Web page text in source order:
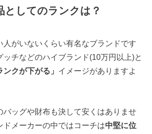
としてのランクは？
人がいないくらい有名なブランドです
ッチなどのハイブランド(10万円以上)と
ンクが下がる」 イメージがありますよ
バッグや財布も決して安くはありませ
ドメーカーの中ではコーチは中堅に位